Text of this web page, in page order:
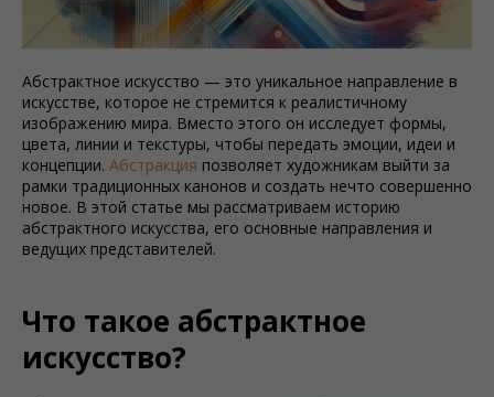
Абстрактное искусство — это уникальное направление в
искусстве, которое не стремится к реалистичному
изображению мира. Вместо этого он исследует формы,
цвета, линии и текстуры, чтобы передать эмоции, идеи и
концепции. Абстракция позволяет художникам выйти за
рамки традиционных канонов и создать нечто совершенно
новое. В этой статье мы рассматриваем историю
абстрактного искусства, его основные направления и
ведущих представителей.
Что такое абстрактное
искусство?